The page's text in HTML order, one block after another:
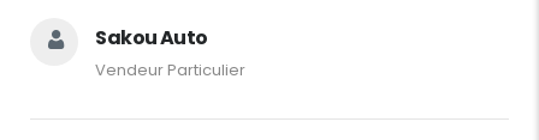
Sakou Auto
Vendeur Particulier